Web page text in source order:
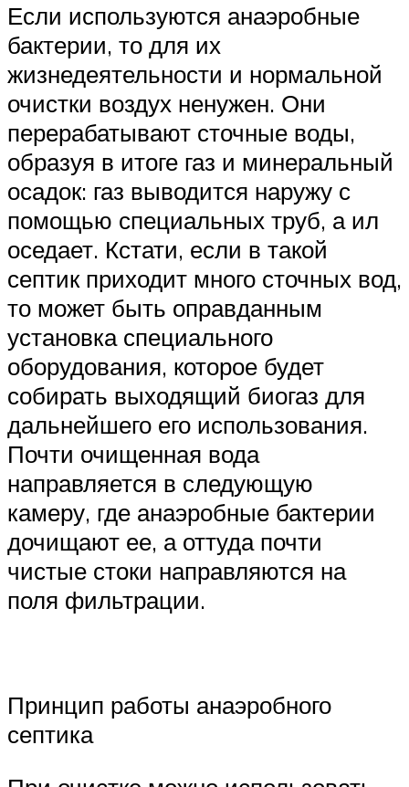
Если используются анаэробные
бактерии, то для их
жизнедеятельности и нормальной
очистки воздух ненужен. Они
перерабатывают сточные воды,
образуя в итоге газ и минеральный
осадок: газ выводится наружу с
помощью специальных труб, а ил
оседает. Кстати, если в такой
септик приходит много сточных вод,
то может быть оправданным
установка специального
оборудования, которое будет
собирать выходящий биогаз для
дальнейшего его использования.
Почти очищенная вода
направляется в следующую
камеру, где анаэробные бактерии
дочищают ее, а оттуда почти
чистые стоки направляются на
поля фильтрации.
Принцип работы анаэробного
септика